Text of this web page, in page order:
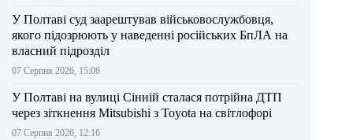
У Полтаві суд заарештував військовослужбовця,
якого підозрюють у наведенні російських БпЛА на
власний підрозділ
07 Серпня 2026, 15:06
У Полтаві на вулиці Сінній сталася потрійна ДТП
через зіткнення Mitsubishi з Toyota на світлофорі
07 Серпня 2026, 12:16